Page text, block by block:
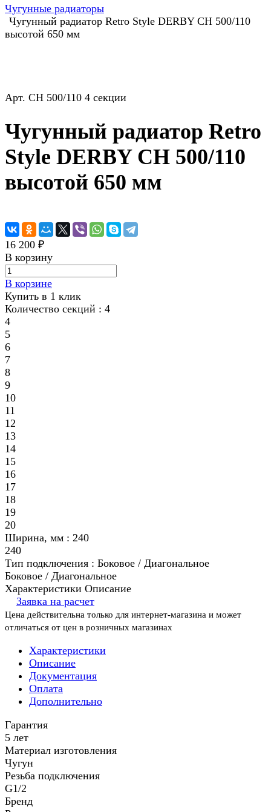
Чугунные радиаторы
Чугунный радиатор Retro Style DERBY CH 500/110
высотой 650 мм
Арт. CH 500/110 4 секции
Чугунный радиатор Retro
Style DERBY CH 500/110
высотой 650 мм
16 200 ₽
В корзину
В корзине
Купить в 1 клик
Количество секций : 4
4
5
6
7
8
9
10
11
12
13
14
15
16
17
18
19
20
Ширина, мм : 240
240
Тип подключения : Боковое / Диагональное
Боковое / Диагональное
Характеристики Описание
Заявка на расчет
Цена действительна только для интернет-магазина и может
отличаться от цен в розничных магазинах
Характеристики
Описание
Документация
Оплата
Дополнительно
Гарантия
5 лет
Материал изготовления
Чугун
Резьба подключения
G1/2
Бренд